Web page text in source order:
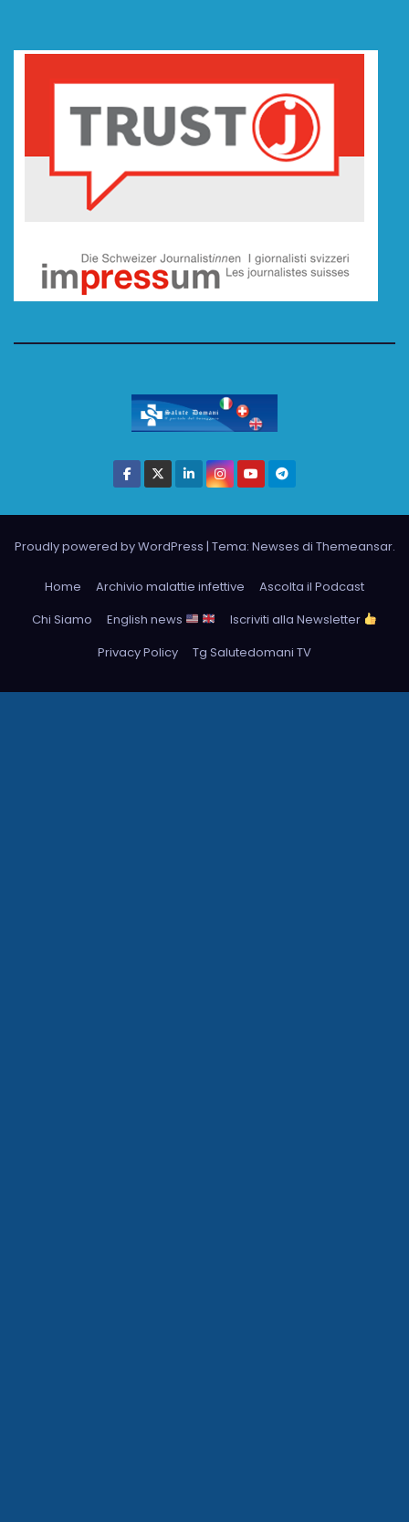
Proudly powered by WordPress | Tema: Newses di Themeansar.
Home Archivio malattie infettive
Ascolta il Podcast
Chi Siamo
English news
Iscriviti alla Newsletter
Privacy Policy
Tg Salutedomani TV